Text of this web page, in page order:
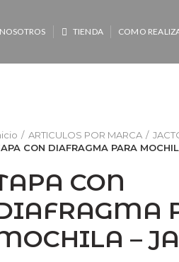
NOSOTROS TIENDA COMO
ARTICULOS POR MARCA
CON DIAFRAGMA PARA
CON
–